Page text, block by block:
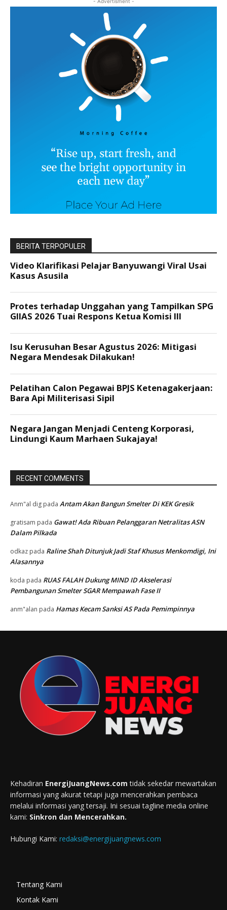
BERITA TERPOPULER
RECENT COMMENTS
Anm"al dig pada Antam Akan Bangun Smelter Di KEK Gresik
gratisam pada Gawat! Ada Ribuan Pelanggaran Netralitas ASN
Dalam Pilkada
odkaz pada Raline Shah Ditunjuk Jadi Staf Khusus Menkomdigi, Ini
Alasannya
koda pada RUAS FALAH Dukung MIND ID Akselerasi
Pembangunan Smelter SGAR Mempawah Fase II
anm"alan pada Hamas Kecam Sanksi AS Pada Pemimpinnya
Kehadiran EnergiJuangNews.com tidak sekedar mewartakan
informasi yang akurat tetapi juga mencerahkan pembaca
melalui informasi yang tersaji. Ini sesuai tagline media online
kami: Sinkron dan Mencerahkan.
Hubungi Kami: redaksi@energijuangnews.com
Tentang Kami
Kontak Kami